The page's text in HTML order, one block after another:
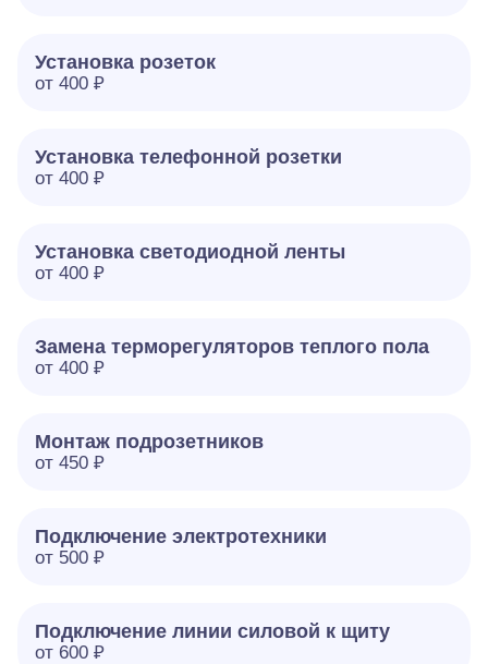
Установка розеток
от 400 ₽
Установка телефонной розетки
от 400 ₽
Установка светодиодной ленты
от 400 ₽
Замена терморегуляторов теплого пола
от 400 ₽
Монтаж подрозетников
от 450 ₽
Подключение электротехники
от 500 ₽
Подключение линии силовой к щиту
от 600 ₽